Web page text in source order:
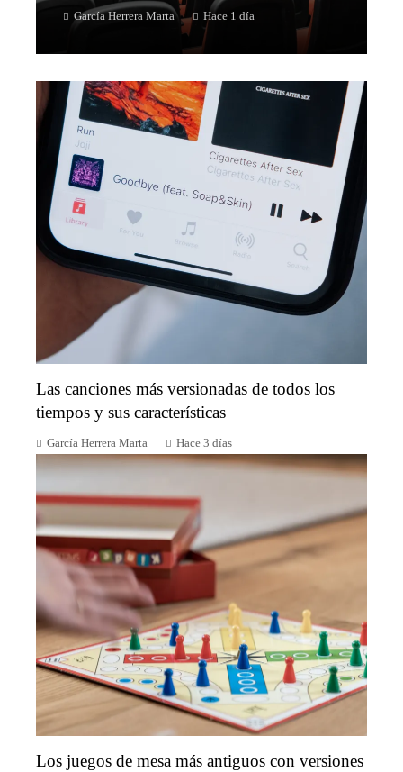
García Herrera Marta Hace 1 día
Las canciones más versionadas de todos los
tiempos y sus características
García Herrera Marta Hace 3 días
Los juegos de mesa más antiguos con versiones